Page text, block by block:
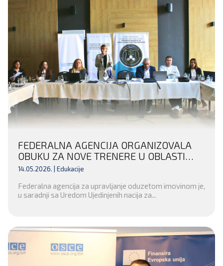
FEDERALNA AGENCIJA ORGANIZOVALA
OBUKU ZA NOVE TRENERE U OBLASTI
FINANSIJSKIH ISTRAGA I ODUZIMANJA
14.05.2026. | Edukacije
Federalna agencija za upravljanje oduzetom imovinom je,
u saradnji sa Uredom Ujedinjenih nacija za...